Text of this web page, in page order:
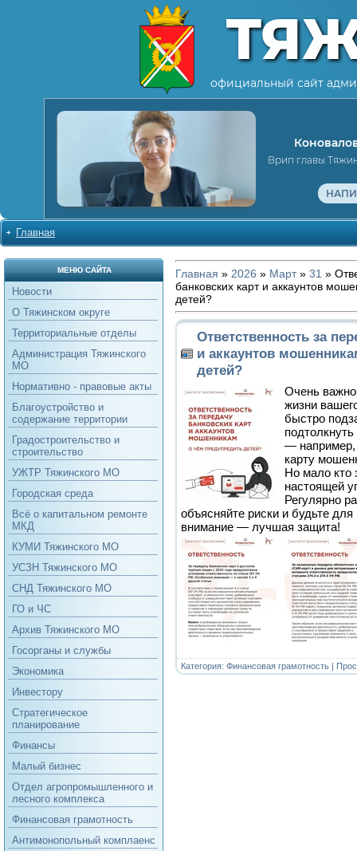
официальный сайт
Врип главы
Главная
МЕНЮ САЙТА
Новости
О Тяжинском округе
Территориальные отделы
Администрация Тяжинского
МО
Нормативно - правовые акты
Благоустройство и
содержание территории
Градостроительство и
строительство
УЖТР Тяжинского МО
Городская среда
Всё о капитальном ремонте
МКД
КУМИ Тяжинского МО
УСЗН Тяжинского МО
СНД Тяжинского МО
ГО и ЧС
Архив Тяжинского МО
Госорганы и службы
Экономика
Инвестору
Стратегическое
планирование
Финансы
Малый бизнес
Отдел агропромышленного и
лесного комплекса
Финансовая грамотность
Антимонопольный комплаенс
Главная » 2026 » Март » 31 »
банковских карт и аккаунтов
детей?
Ответственность за
и аккаунтов
детей?
Очень важно
жизни
быстро
— например,
карту
Но мало кто
настоящей
Регулярно
объясняйте риски и будьте
внимание — лучшая защита!
Категория: Финансовая грамотность |